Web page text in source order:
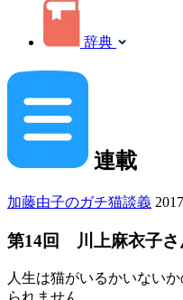
辞典
連載
加藤由子のガチ猫談義
第14回 川上麻衣子さ
人生は猫がいるかいない